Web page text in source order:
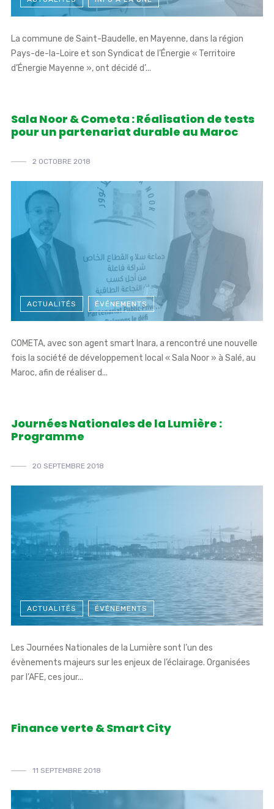
La commune de Saint-Baudelle, en Mayenne, dans la région
Pays-de-la-Loire et son Syndicat de l’Énergie « Territoire
d’Énergie Mayenne », ont décidé d’...
Sala Noor & Cometa : Réalisation de tests
pour un partenariat durable au Maroc
2 OCTOBRE 2018
ACTUALITÉS ÉVÉNEMENTS
COMETA, avec son agent smart Inara, a rencontré une nouvelle
fois la société de développement local « Sala Noor » à Salé, au
Maroc, afin de réaliser d...
Journées Nationales de la Lumière :
Programme
20 SEPTEMBRE 2018
ACTUALITÉS ÉVÉNEMENTS
Les Journées Nationales de la Lumière sont l’un des
évènements majeurs sur les enjeux de l’éclairage. Organisées
par l’AFE, ces jour...
Finance verte & Smart City
11 SEPTEMBRE 2018